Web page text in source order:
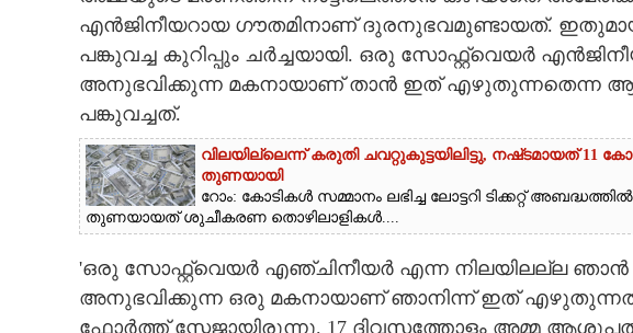
CONTACT US
എൻജിനീയറായ ഗൗതമിനാണ് ദുരനുഭവമുണ്ടായത്. ഇതുമായി
പങ്കുവച്ച കുറിപ്പും ചർച്ചയായി. ഒരു സോഫ്റ്റ്‌വെയർ
അനുഭവിക്കുന്ന മകനായാണ് താൻ ഇത് എഴുതുന്നതെന്ന
പങ്കുവച്ചത്.
വിലയില്ലെന്ന് കരുതി ചവറ്റുകുട്ടയിലിട്ടു, നഷ്‌ടമായത് 11
തുണയായി
റോം: കോടികൾ സമ്മാനം ലഭിച്ച ലോട്ടറി ടിക്കറ്റ്
തുണയായത് ശുചീകരണ തൊഴിലാളികൾ....
'ഒരു സോഫ്റ്റ്‌വെയർ എഞ്ചിനീയർ എന്ന നിലയിലല്ല ഞാൻ
അനുഭവിക്കുന്ന ഒരു മകനായാണ് ഞാനിന്ന് ഇത്
ഫോർത്ത് സ്റ്റേജായിരുന്നു. 17 ദിവസത്തോളം അമ്മ